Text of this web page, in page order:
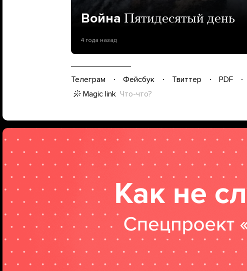
Война Пятидесятый день
4 года назад
Телеграм Фейсбук Твиттер PDF
Magic link Что-что?